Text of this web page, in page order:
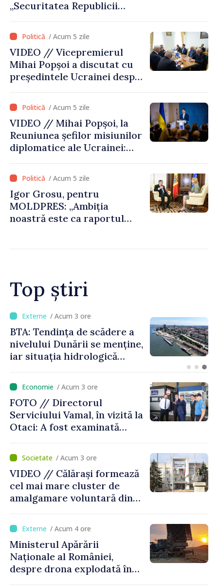
„Securitatea Republicii
de securitatea Ucrainei”
/ Acum 5 zile
VIDEO // Vicepremierul
Mihai Popșoi a discutat cu
președintele Ucrainei despre
hidrologice din bazinul
râului Nistru și proiecte
comune în infrastructură și
energie
/ Acum 5 zile
VIDEO // Mihai Popșoi, la
Reuniunea șefilor misiunilor
diplomatice ale Ucrainei:
alegerea. Ne-am alăturat
Ucrainei”/ Acum 5 zile
Igor Grosu, pentru
MOLDPRES: „Ambiția
noastră este ca raportul
Top știri
/ Acum 51 minute
Energocom a asigurat
necesarul de energie
electrică pentru 8 august.
cetățenii să reducă
consumul în orele de vârf
/ Acum 3 ore
FOTO // Directorul
Serviciului Vamal, în vizită la
Otaci: A fost examinată
control vamal cu un scanner
performant/ Acum 3 ore
VIDEO // Călărași formează
cel mai mare cluster de
amalgamare voluntară din
orășenesc a aprobat decizia
finală
/ Acum 4 ore
Ministerul Apărării
Naționale al României,
despre drona explodată în